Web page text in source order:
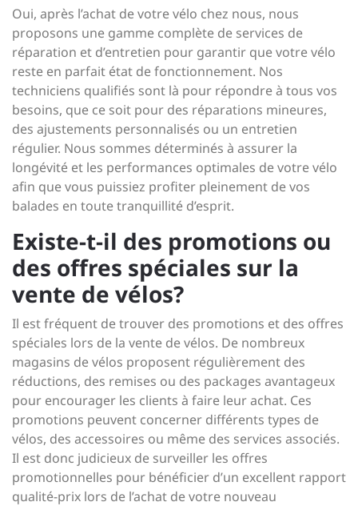
Oui, après l’achat de votre vélo chez nous, nous
proposons une gamme complète de services de
réparation et d’entretien pour garantir que votre vélo
reste en parfait état de fonctionnement. Nos
techniciens qualifiés sont là pour répondre à tous vos
besoins, que ce soit pour des réparations mineures,
des ajustements personnalisés ou un entretien
régulier. Nous sommes déterminés à assurer la
longévité et les performances optimales de votre vélo
afin que vous puissiez profiter pleinement de vos
balades en toute tranquillité d’esprit.
Existe-t-il des promotions ou
des offres spéciales sur la
vente de vélos?
Il est fréquent de trouver des promotions et des offres
spéciales lors de la vente de vélos. De nombreux
magasins de vélos proposent régulièrement des
réductions, des remises ou des packages avantageux
pour encourager les clients à faire leur achat. Ces
promotions peuvent concerner différents types de
vélos, des accessoires ou même des services associés.
Il est donc judicieux de surveiller les offres
promotionnelles pour bénéficier d’un excellent rapport
qualité-prix lors de l’achat de votre nouveau